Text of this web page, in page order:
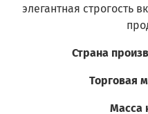
элегантная строгость
Страна
Торговая
Масса